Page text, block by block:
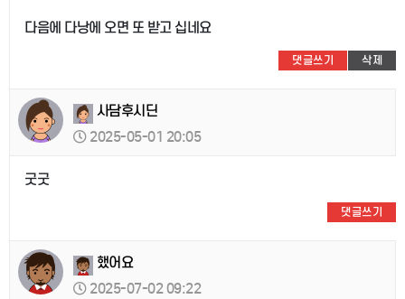
다음에 다낭에 오면 또 받고 십네요
댓글쓰기 삭제
사담후시딘
2025-05-01 20:05
굿굿
댓글쓰기
했어요
2025-07-02 09:22